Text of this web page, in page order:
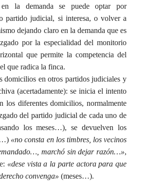
la demanda se puede optar por
partido judicial, si interesa, o volver a
dejando claro en la demanda que es
por la especialidad del monitorio
que permite la competencia del
que radica la finca.
domicilios en otros partidos judiciales y
(acertadamente): se inicia el intento
los diferentes domicilios, normalmente
del partido judicial de cada uno de
los meses…), se devuelven los
«no consta en los timbres, los vecinos
marchó sin dejar razón…»,
«dese vista a la parte actora para que
convenga» (meses…).